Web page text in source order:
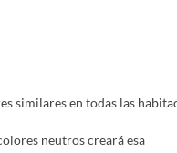
similares en todas las
neutros creará esa